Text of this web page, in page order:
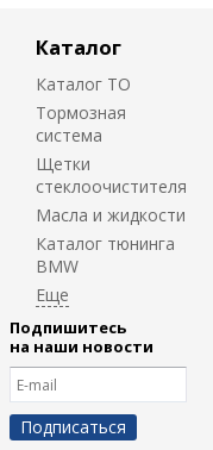
Каталог
Каталог ТО
Тормозная
система
Щетки
стеклоочистителя
Масла и жидкости
Каталог тюнинга
BMW
Подпишитесь
на наши новости